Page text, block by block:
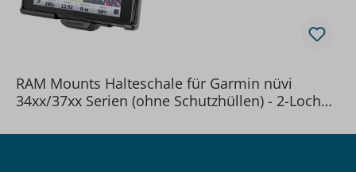
RAM Mounts Halteschale für Garmin nüvi
34xx/37xx Serien (ohne Schutzhüllen) - 2-Loch